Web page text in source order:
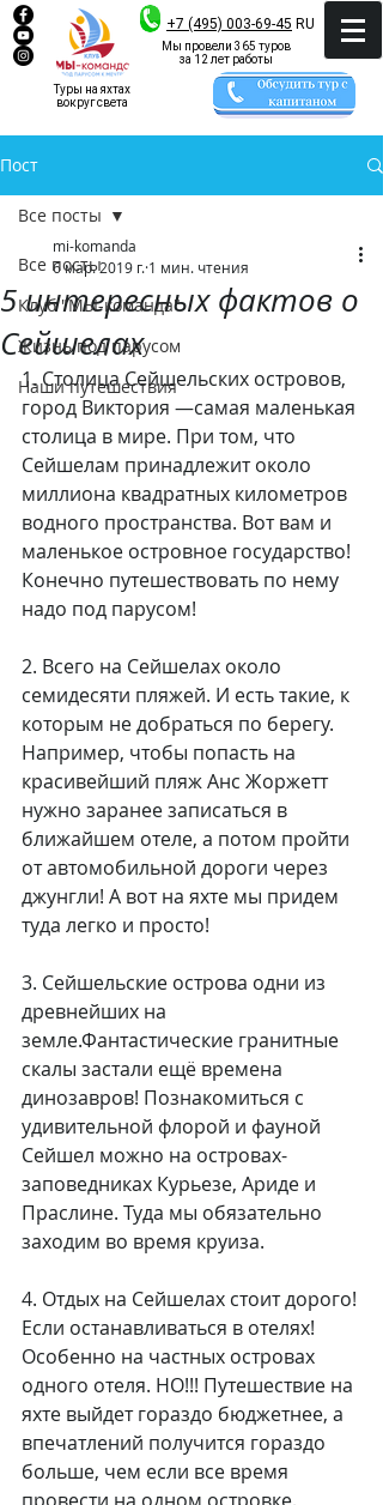
+7 (495) 003-69-45 RU
Туры на яхтах
вокруг света
Мы провели 365 туров
за 12 лет работы
Пост
Все посты
Клуб "МЫ-команда"
Жизнь под парусом
Наши путешествия
Все посты
5 интересных фактов о
Сейшелах
mi-komanda
6 мар. 2019 г. 1 мин. чтения
1. Столица Сейшельских островов,
город Виктория —самая маленькая
столица в мире. При том, что
Сейшелам принадлежит около
миллиона квадратных километров
водного пространства. Вот вам и
маленькое островное государство!
Конечно путешествовать по нему
надо под парусом!
2. Всего на Сейшелах около
семидесяти пляжей. И есть такие, к
которым не добраться по берегу.
Например, чтобы попасть на
красивейший пляж Анс Жоржетт
нужно заранее записаться в
ближайшем отеле, а потом пройти
от автомобильной дороги через
джунгли! А вот на яхте мы придем
туда легко и просто!
3. Сейшельские острова одни из
древнейших на
земле.Фантастические гранитные
скалы застали ещё времена
динозавров! Познакомиться с
удивительной флорой и фауной
Сейшел можно на островах-
заповедниках Курьезе, Ариде и
Праслине. Туда мы обязательно
заходим во время круиза.
4. Отдых на Сейшелах стоит дорого!
Если останавливаться в отелях!
Особенно на частных островах
одного отеля. НО!!! Путешествие на
яхте выйдет гораздо бюджетнее, а
впечатлений получится гораздо
больше, чем если все время